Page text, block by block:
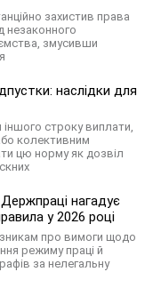
захистив права
незаконного
змусивши
наслідки для
строку виплати,
колективним
цю норму як дозвіл
нагадує
у 2026 році
про вимоги щодо
режиму праці й
за нелегальну